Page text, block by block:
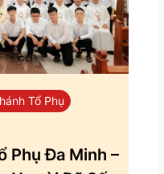
Tổ Phụ
Phụ Đa Minh –